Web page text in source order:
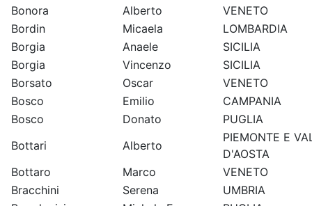
Bonora
Alberto
VENETO
Bordin
Micaela
LOMBARDIA
Borgia
Anaele
SICILIA
Borgia
Vincenzo
SICILIA
Borsato
Oscar
VENETO
Bosco
Emilio
CAMPANIA
Bosco
Donato
PUGLIA
Bottari
Alberto
PIEMONTE E
D'AOSTA
Bottaro
Marco
VENETO
Bracchini
Serena
UMBRIA